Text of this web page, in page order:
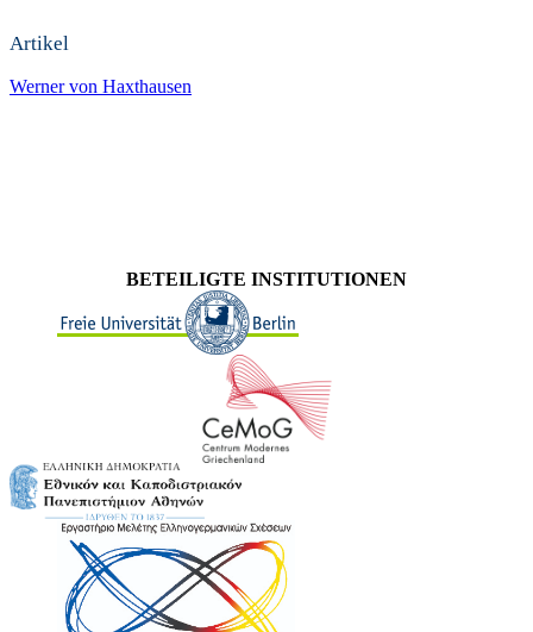
Artikel
Werner von Haxthausen
BETEILIGTE INSTITUTIONEN